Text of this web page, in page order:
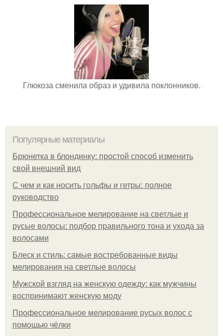
Глюкоза сменила образ и удивила поклонников.
Популярные материалы
Брюнетка в блондинку: простой способ изменить
свой внешний вид
С чем и как носить гольфы и гетры: полное
руководство
Профессиональное мелирование на светлые и
русые волосы: подбор правильного тона и ухода за
волосами
Блеск и стиль: самые востребованные виды
мелирования на светлые волосы
Мужской взгляд на женскую одежду: как мужчины
воспринимают женскую моду
Профессиональное мелирование русых волос с
помощью чёлки